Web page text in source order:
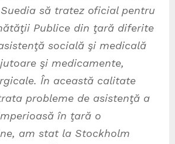
să tratez oficial pentru
Publice din ţară diferite
socială şi medicală
şi medicamente,
În această calitate
probleme de asistenţă a
în ţară o
am stat la Stockholm